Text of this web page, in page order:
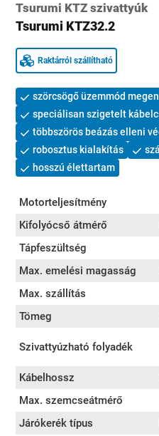
Tsurumi KTZ szivattyúk
Tsurumi KTZ32.2
Raktárról szállítható
szörcsögő üzemmód
speciálisan szigetelt
többszörös beázás elleni
robosztus kialakítás
hosszú élettartam
Motorteljesítmény
Kifolyócső átmérő
Tápfeszültség
Max. emelési magasság
Max. szállítás
Tömeg
Szivattyúzható folyadék
Kábelhossz
Max. szemcseátmérő
Járókerék típus